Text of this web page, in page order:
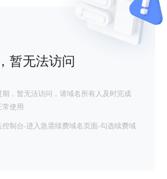
暂无法访问
，暂无法访问，请域名所有人及时完成
常使用
制台-进入急需续费域名页面-勾选续费域